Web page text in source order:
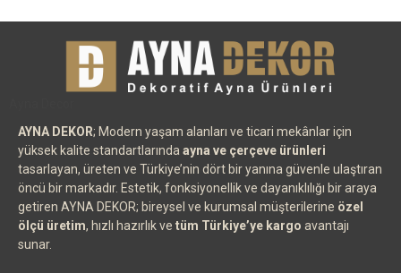
AYNA DEKOR; Modern yaşam alanları ve ticari mekânlar için
yüksek kalite standartlarında ayna ve çerçeve ürünleri
tasarlayan, üreten ve Türkiye’nin dört bir yanına güvenle ulaştıran
öncü bir markadır. Estetik, fonksiyonellik ve dayanıklılığı bir araya
getiren AYNA DEKOR; bireysel ve kurumsal müşterilerine özel
ölçü üretim, hızlı hazırlık ve tüm Türkiye’ye kargo avantajı
sunar.